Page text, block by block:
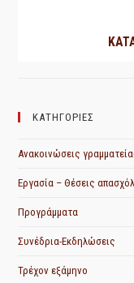
ΚΑΤΗΓΟΡΙΕΣ
Ανακοινώσεις
Εργασία – Θέσεις
Προγράμματα
Συνέδρια-Εκδηλώσεις
Τρέχον εξάμηνο